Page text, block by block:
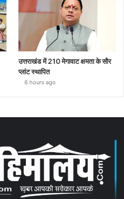
उत्तराखंड में 210 मेगावाट क्षमता के सौर
प्लांट स्थापित
6 hours ago